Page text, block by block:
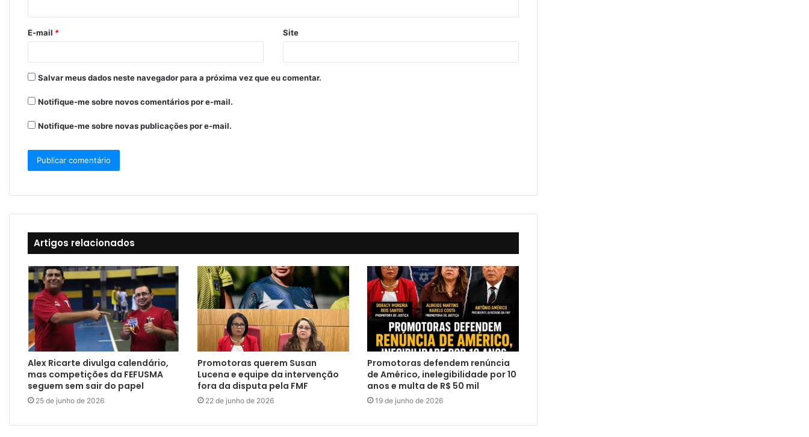
*
E-mail * Site
Salvar meus dados neste navegador para a próxima vez que eu comentar.
Notifique-me sobre novos comentários por e-mail.
Notifique-me sobre novas publicações por e-mail.
Artigos relacionados
Alex Ricarte divulga calendário,
mas competições da FEFUSMA
seguem sem sair do papel
25 de junho de 2026
Promotoras querem Susan
Lucena e equipe da intervenção
fora da disputa pela FMF
22 de junho de 2026
Promotoras defendem renúncia
de Américo, inelegibilidade por 10
anos e multa de R$ 50 mil
19 de junho de 2026